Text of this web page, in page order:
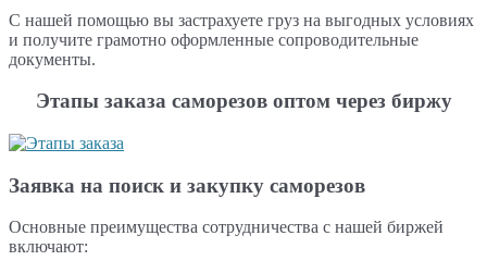
С нашей помощью вы застрахуете груз на выгодных условиях
и получите грамотно оформленные сопроводительные
документы.
Этапы заказа саморезов оптом через биржу
Заявка на поиск и закупку саморезов
Основные преимущества сотрудничества с нашей биржей
включают: